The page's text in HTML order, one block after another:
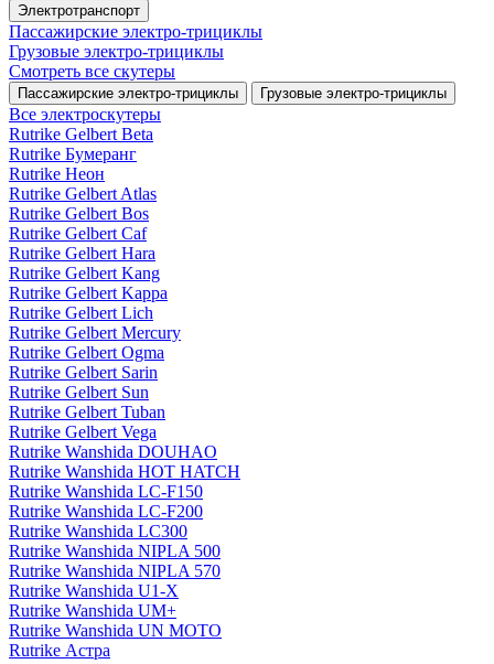
Электротранспорт
Пассажирские электро‑трициклы
Грузовые электро‑трициклы
Смотреть все скутеры
Пассажирские электро‑трициклы Грузовые электро‑трициклы
Все электро­скутеры
Rutrike Gelbert Beta
Rutrike Бумеранг
Rutrike Неон
Rutrike Gelbert Atlas
Rutrike Gelbert Bos
Rutrike Gelbert Caf
Rutrike Gelbert Hara
Rutrike Gelbert Kang
Rutrike Gelbert Kappa
Rutrike Gelbert Lich
Rutrike Gelbert Mercury
Rutrike Gelbert Ogma
Rutrike Gelbert Sarin
Rutrike Gelbert Sun
Rutrike Gelbert Tuban
Rutrike Gelbert Vega
Rutrike Wanshida DOUHAO
Rutrike Wanshida HOT HATCH
Rutrike Wanshida LC-F150
Rutrike Wanshida LC-F200
Rutrike Wanshida LC300
Rutrike Wanshida NIPLA 500
Rutrike Wanshida NIPLA 570
Rutrike Wanshida U1-X
Rutrike Wanshida UM+
Rutrike Wanshida UN MOTO
Rutrike Астра